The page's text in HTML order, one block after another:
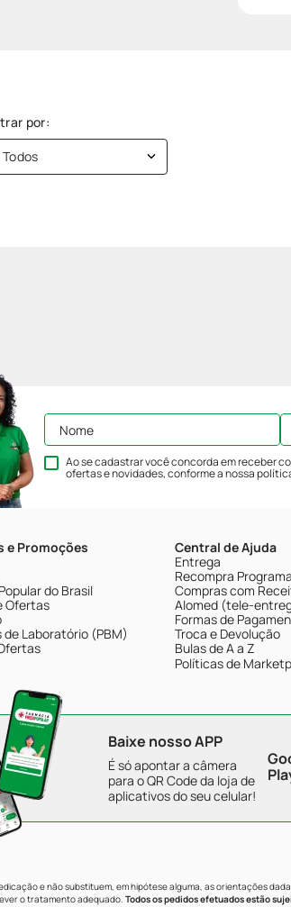
Todos
Ao se cadastrar você concorda em receber
ofertas e novidades, conforme a nossa
e Promoções
do Brasil
Ofertas
de Laboratório (PBM)
Central de Ajuda
Entrega
Recompra
Compras com
Alomed (tele-
Formas de
Troca e Devolução
Bulas de A a Z
Políticas de
Baixe nosso APP
É só apontar a câmera
para o QR Code da loja de
aplicativos do seu celular!
e não substituem, em hipótese alguma, as orientações
o tratamento adequado. Todos os pedidos efetuados estão